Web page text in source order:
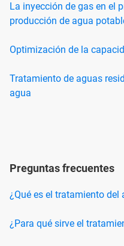
La inyección de gas en el
producción de agua
Optimización de la
Tratamiento de aguas
agua
Preguntas frecuentes
¿Qué es el tratamiento del
¿Para qué sirve el